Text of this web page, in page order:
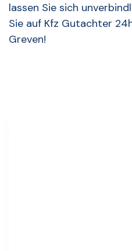
lassen Sie sich
Sie auf Kfz Gutachter
Greven!